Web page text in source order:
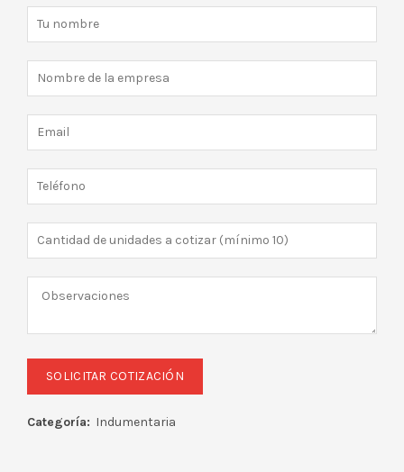
Categoría: Indumentaria